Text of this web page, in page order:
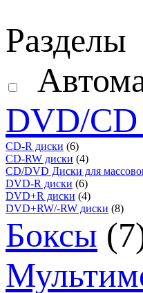
Разделы
DVD/
CD-R диски (6)
CD-RW диски (4)
CD/DVD Диски для
DVD-R диски (6)
DVD+R диски (4)
DVD+RW/-RW диски (8)
Боксы